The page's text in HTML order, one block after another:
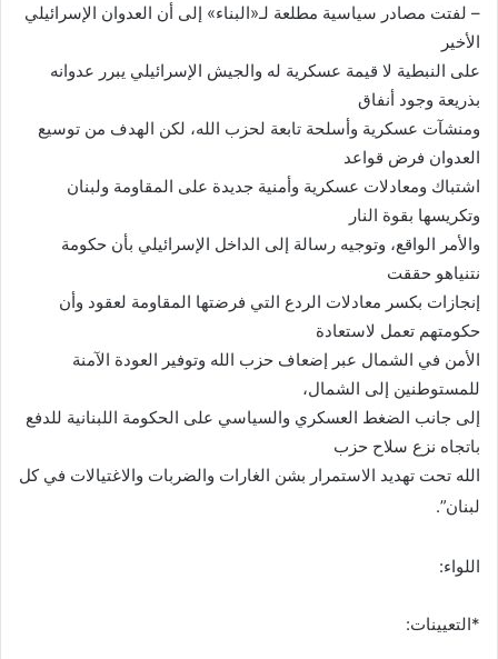
– لفتت مصادر سياسية مطلعة لـ«البناء» إلى أن العدوان الإسرائيلي
الأخير
على النبطية لا قيمة عسكرية له والجيش الإسرائيلي يبرر عدوانه
بذريعة وجود أنفاق
ومنشآت عسكرية وأسلحة تابعة لحزب الله، لكن الهدف من توسيع
العدوان فرض قواعد
اشتباك ومعادلات عسكرية وأمنية جديدة على المقاومة ولبنان
وتكريسها بقوة النار
والأمر الواقع، وتوجيه رسالة إلى الداخل الإسرائيلي بأن حكومة
نتنياهو حققت
إنجازات بكسر معادلات الردع التي فرضتها المقاومة لعقود وأن
حكومتهم تعمل لاستعادة
الأمن في الشمال عبر إضعاف حزب الله وتوفير العودة الآمنة
للمستوطنين إلى الشمال،
إلى جانب الضغط العسكري والسياسي على الحكومة اللبنانية للدفع
باتجاه نزع سلاح حزب
الله تحت تهديد الاستمرار بشن الغارات والضربات والاغتيالات في كل
لبنان”.
اللواء:
*التعيينات: